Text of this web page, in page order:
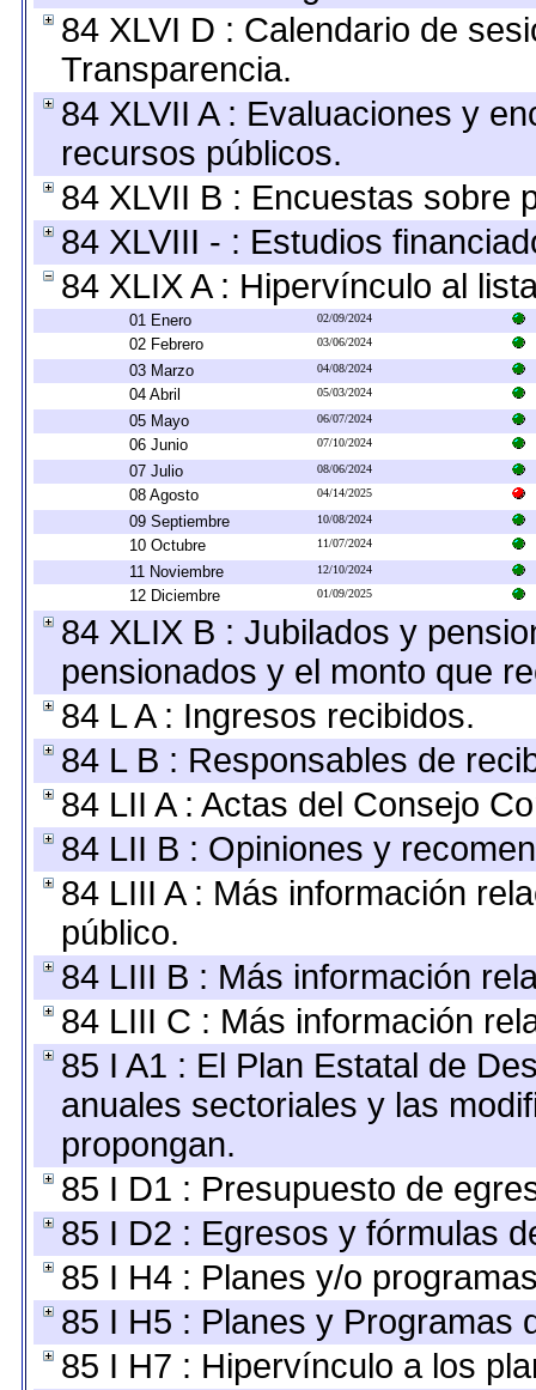
84 XLVI D : Calendario de
Transparencia.
84 XLVII A : Evaluaciones y
recursos públicos.
84 XLVII B : Encuestas sobre
84 XLVIII - : Estudios
84 XLIX A : Hipervínculo al
01 Enero 02/09/2024
02 Febrero 03/06/2024
03 Marzo 04/08/2024
04 Abril 05/03/2024
05 Mayo 06/07/2024
06 Junio 07/10/2024
07 Julio 08/06/2024
08 Agosto 04/14/2025
09 Septiembre 10/08/2024
10 Octubre 11/07/2024
11 Noviembre 12/10/2024
12 Diciembre 01/09/2025
84 XLIX B : Jubilados y
pensionados y el monto que
84 L A : Ingresos recibidos.
84 L B : Responsables de
84 LII A : Actas del Consejo
84 LII B : Opiniones y
84 LIII A : Más información
público.
84 LIII B : Más información
84 LIII C : Más información
85 I A1 : El Plan Estatal de
anuales sectoriales y las
propongan.
85 I D1 : Presupuesto de
85 I D2 : Egresos y fórmulas
85 I H4 : Planes y/o
85 I H5 : Planes y Programas
85 I H7 : Hipervínculo a los